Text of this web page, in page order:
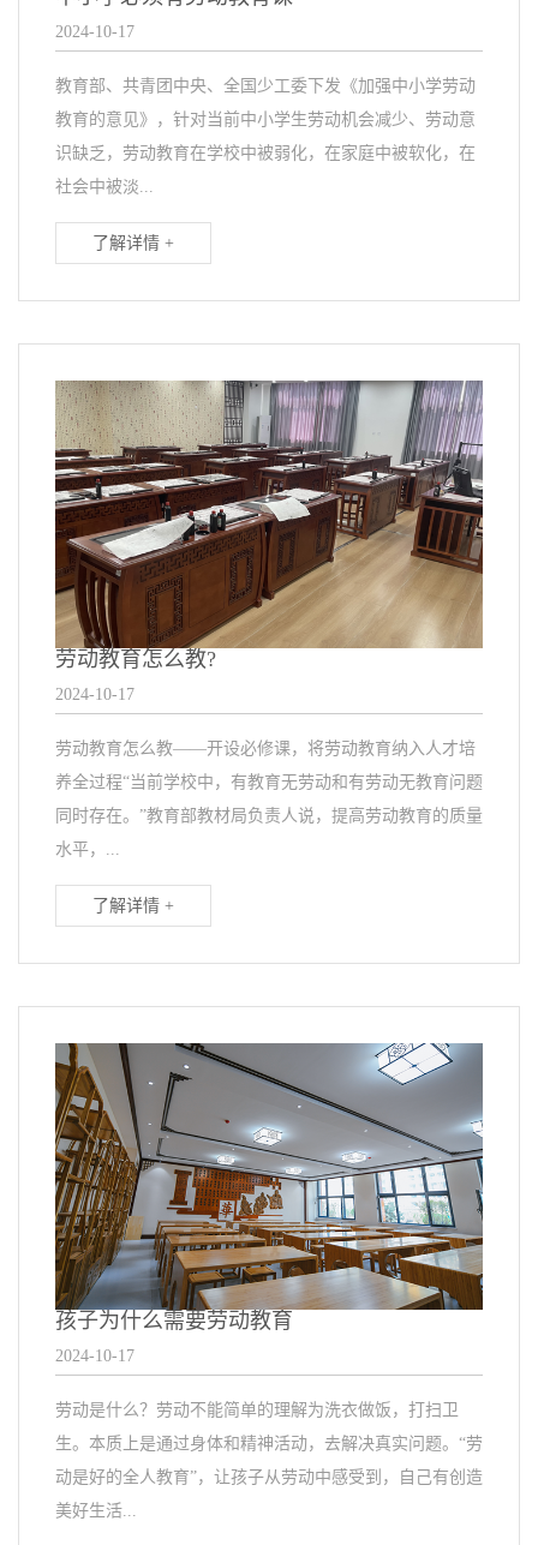
2024-10-17
教育部、共青团中央、全国少工委下发《加强中小学劳动
教育的意见》，针对当前中小学生劳动机会减少、劳动意
识缺乏，劳动教育在学校中被弱化，在家庭中被软化，在
社会中被淡...
了解详情 +
劳动教育怎么教?
2024-10-17
劳动教育怎么教——开设必修课，将劳动教育纳入人才培
养全过程“当前学校中，有教育无劳动和有劳动无教育问题
同时存在。”教育部教材局负责人说，提高劳动教育的质量
水平，...
了解详情 +
孩子为什么需要劳动教育
2024-10-17
劳动是什么？劳动不能简单的理解为洗衣做饭，打扫卫
生。本质上是通过身体和精神活动，去解决真实问题。“劳
动是好的全人教育”，让孩子从劳动中感受到，自己有创造
美好生活...